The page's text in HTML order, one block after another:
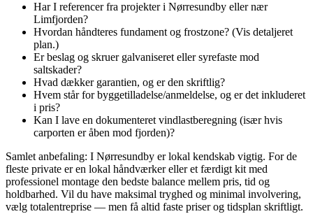
Har I referencer fra projekter i Nørresundby eller nær
Limfjorden?
Hvordan håndteres fundament og frostzone? (Vis detaljeret
plan.)
Er beslag og skruer galvaniseret eller syrefaste mod
saltskader?
Hvad dækker garantien, og er den skriftlig?
Hvem står for byggetilladelse/anmeldelse, og er det inkluderet
i pris?
Kan I lave en dokumenteret vindlastberegning (især hvis
carporten er åben mod fjorden)?
Samlet anbefaling: I Nørresundby er lokal kendskab vigtig. For de
fleste private er en lokal håndværker eller et færdigt kit med
professionel montage den bedste balance mellem pris, tid og
holdbarhed. Vil du have maksimal tryghed og minimal involvering,
vælg totalentreprise — men få altid faste priser og tidsplan skriftligt.